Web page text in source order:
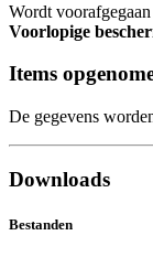
Wordt
Voorlopige
Items
De gegevens
Downloads
Bestanden